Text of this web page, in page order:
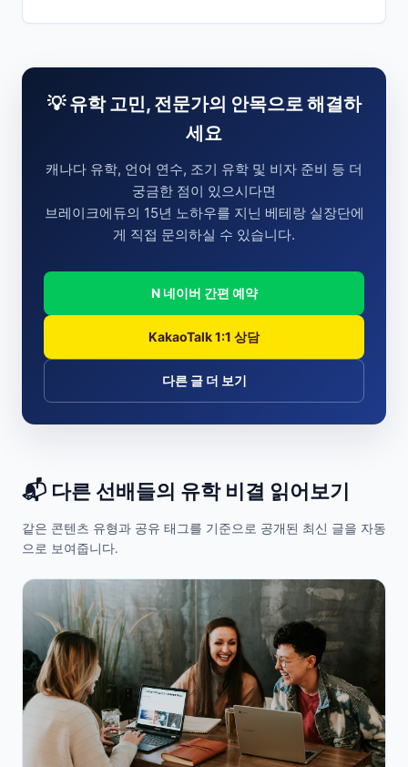
💡 유학 고민, 전문가의 안목으로 해결하
세요
캐나다 유학, 언어 연수, 조기 유학 및 비자 준비 등 더
궁금한 점이 있으시다면
브레이크에듀의 15년 노하우를 지닌 베테랑 실장단에
게 직접 문의하실 수 있습니다.
N 네이버 간편 예약
KakaoTalk 1:1 상담
다른 글 더 보기
📬 다른 선배들의 유학 비결 읽어보기
같은 콘텐츠 유형과 공유 태그를 기준으로 공개된 최신 글을 자동
으로 보여줍니다.